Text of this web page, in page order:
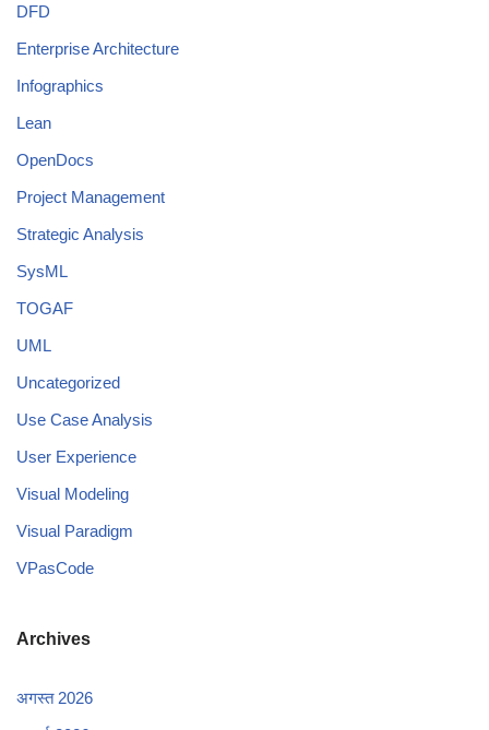
DFD
Enterprise Architecture
Infographics
Lean
OpenDocs
Project Management
Strategic Analysis
SysML
TOGAF
UML
Uncategorized
Use Case Analysis
User Experience
Visual Modeling
Visual Paradigm
VPasCode
Archives
अगस्त 2026